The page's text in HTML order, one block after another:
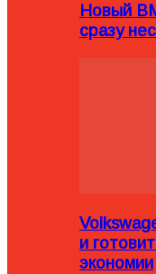
Новый
сразу
и
экономии